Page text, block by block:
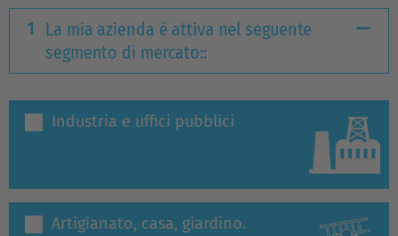
La mia azienda è attiva nel seguente
segmento di mercato::
Industria e uffici pubblici
Artigianato, casa, giardino.